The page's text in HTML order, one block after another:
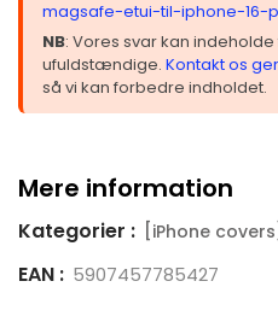
magsafe-etui-til-iphone-16-
NB: Vores svar kan
ufuldstændige. Kontakt os
så vi kan forbedre indholdet.
Mere information
Kategorier : [iPhone covers]
EAN : 5907457785427